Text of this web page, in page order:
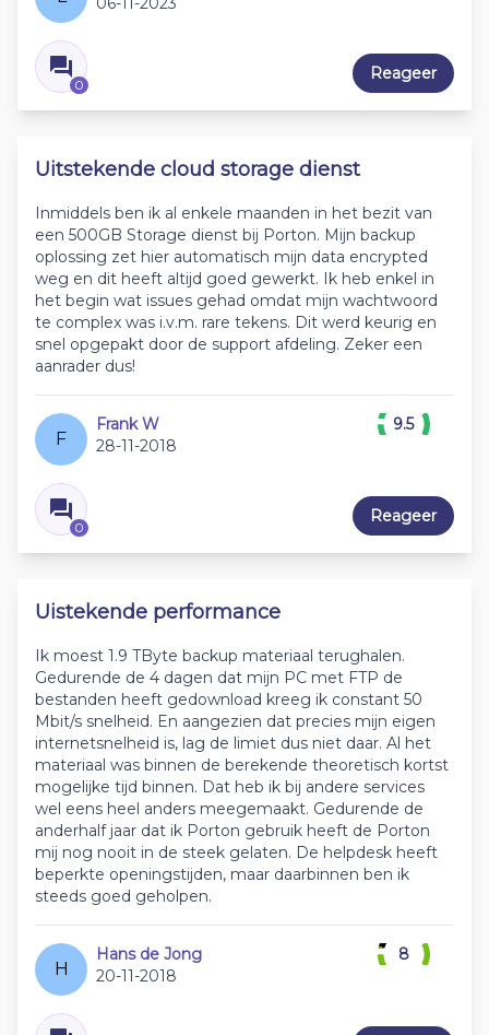
0
Reageer
Uitstekende cloud storage dienst
Inmiddels ben ik al enkele maanden in het bezit van
een 500GB Storage dienst bij Porton. Mijn backup
oplossing zet hier automatisch mijn data encrypted
weg en dit heeft altijd goed gewerkt. Ik heb enkel in
het begin wat issues gehad omdat mijn wachtwoord
te complex was i.v.m. rare tekens. Dit werd keurig en
snel opgepakt door de support afdeling. Zeker een
aanrader dus!
F
Frank W
28-11-2018
0
9.5
Reageer
Uistekende performance
Ik moest 1.9 TByte backup materiaal terughalen.
Gedurende de 4 dagen dat mijn PC met FTP de
bestanden heeft gedownload kreeg ik constant 50
Mbit/s snelheid. En aangezien dat precies mijn eigen
internetsnelheid is, lag de limiet dus niet daar. Al het
materiaal was binnen de berekende theoretisch kortst
mogelijke tijd binnen. Dat heb ik bij andere services
wel eens heel anders meegemaakt. Gedurende de
anderhalf jaar dat ik Porton gebruik heeft de Porton
mij nog nooit in de steek gelaten. De helpdesk heeft
beperkte openingstijden, maar daarbinnen ben ik
steeds goed geholpen.
H
Hans de Jong
20-11-2018
8